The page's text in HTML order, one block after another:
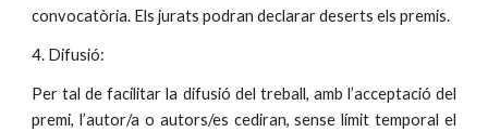
convocatòria. Els jurats podran declarar deserts els premis.
4. Difusió:
Per tal de facilitar la difusió del treball, amb l’acceptació del
premi, l’autor/a o autors/es cediran, sense límit temporal el